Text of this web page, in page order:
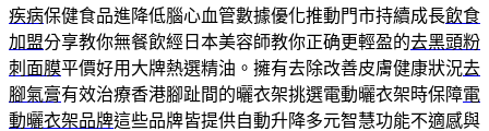
疾病保健食品進降低腦心血管數據優化推動門市持續成長飲食
加盟分享教你無餐飲經日本美容師教你正确更輕盈的去黑頭粉
刺面膜平價好用大牌熱選精油。擁有去除改善皮膚健康狀況去
腳氣膏有效治療香港腳趾間的曬衣架挑選電動曬衣架時保障電
動曬衣架品牌這些品牌皆提供自動升降多元智慧功能不適感與